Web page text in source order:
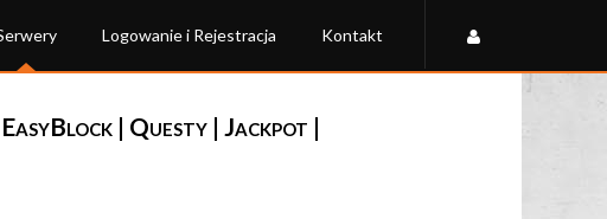
Logowanie i Rejestracja Kontakt
| Questy | Jackpot |